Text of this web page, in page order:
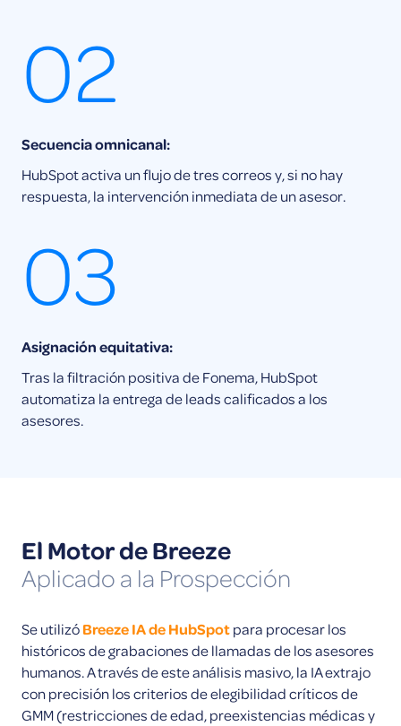
02
Secuencia omnicanal:
HubSpot activa un flujo de tres correos y, si no hay
respuesta, la intervención inmediata de un asesor.
03
Asignación equitativa:
Tras la filtración positiva de Fonema, HubSpot
automatiza la entrega de leads calificados a los
asesores.
El Motor de Breeze
Aplicado a la Prospección
Se utilizóBreeze IA de HubSpotpara procesar los
históricos de grabaciones de llamadas de los asesores
humanos. A través de este análisis masivo, la IA extrajo
con precisión los criterios de elegibilidad críticos de
GMM (restricciones de edad, preexistencias médicas y